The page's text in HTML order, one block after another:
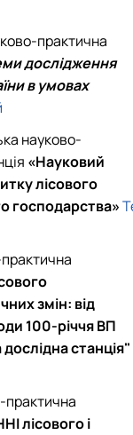
практична
дослідження
в умовах
науково-
«Науковий
лісового
господарства»
змін: від
100-річчя ВП
станція"
лісового і